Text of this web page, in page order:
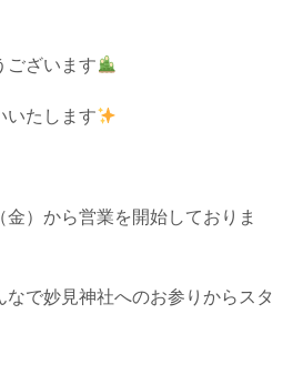
ございます
いたします
金）から営業を開始しておりま
で妙見神社へのお参りからスタ